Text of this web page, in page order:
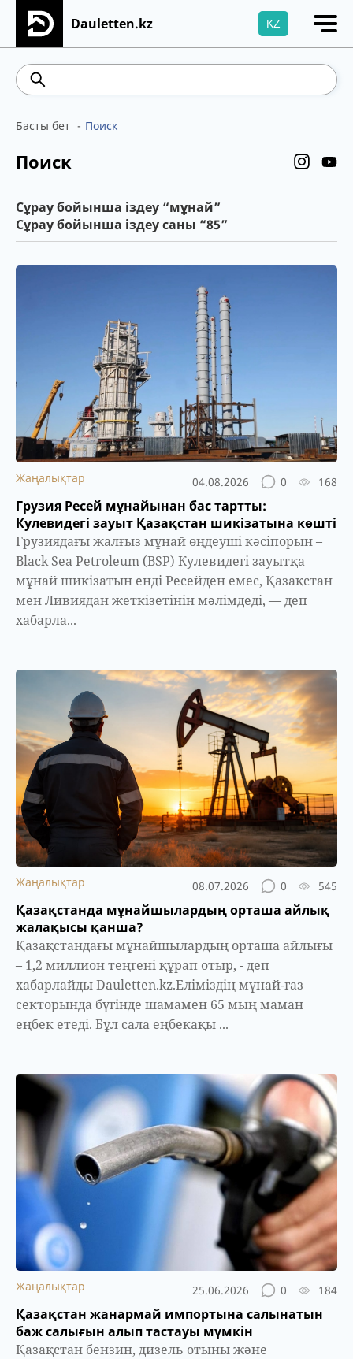
Dauletten.kz KZ
Сіздің өтінішіңіз сәтті жіберілді, Рақмет!
Басты бет Поиск
Поиск
Сұрау бойынша іздеу “мұнай”
Сұрау бойынша іздеу саны “85”
Жаңалықтар 04.08.2026 0 168
Грузия Ресей мұнайынан бас тартты:
Кулевидегі зауыт Қазақстан шикізатына көшті
Грузиядағы жалғыз мұнай өңдеуші кәсіпорын –
Black Sea Petroleum (BSP) Кулевидегі зауытқа
мұнай шикізатын енді Ресейден емес, Қазақстан
мен Ливиядан жеткізетінін мәлімдеді, — деп
хабарла...
Жаңалықтар 08.07.2026 0 545
Қазақстанда мұнайшылардың орташа айлық
жалақысы қанша?
Қазақстандағы мұнайшылардың орташа айлығы
– 1,2 миллион теңгені құрап отыр, - деп
хабарлайды Dauletten.kz.Еліміздің мұнай-газ
секторында бүгінде шамамен 65 мың маман
еңбек етеді. Бұл сала еңбекақы ...
Жаңалықтар 25.06.2026 0 184
Қазақстан жанармай импортына салынатын
баж салығын алып тастауы мүмкін
Қазақстан бензин, дизель отыны және